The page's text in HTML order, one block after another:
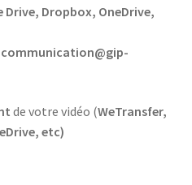
Drive, Dropbox, OneDrive,
communication@gip-
de votre vidéo (WeTransfer,
etc)